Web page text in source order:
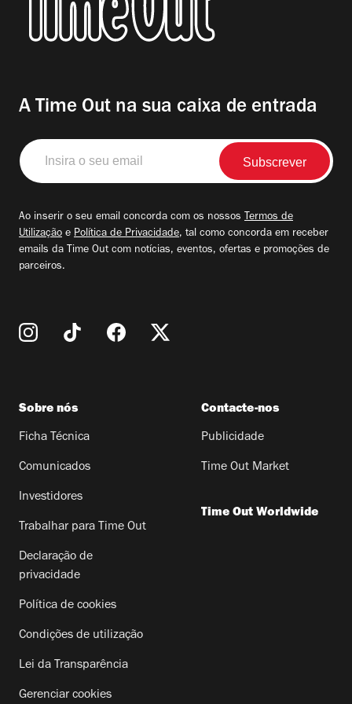
A Time Out na sua caixa de entrada
Insira
o
seu
Ao inserir o seu email concorda com os nossos Termos de
Utilização e Política de Privacidade, tal como concorda em receber
emails da Time Out com notícias, eventos, ofertas e promoções de
parceiros.
Sobre nós
Ficha Técnica
Comunicados
Investidores
Trabalhar para Time Out
Declaração de
privacidade
Política de cookies
Condições de utilização
Lei da Transparência
Gerenciar cookies
Contacte-nos
Publicidade
Time Out Market
Time Out Worldwide